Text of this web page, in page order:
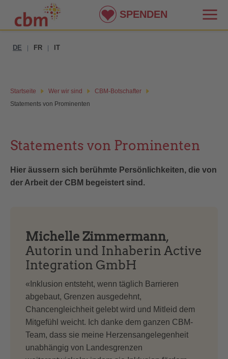
DE FR IT
Startseite Wer wir sind
CBM-Botschafter
Statements von Prominenten
Statements von Prominenten
Hier äussern sich berühmte Persönlichkeiten, die von
der Arbeit der CBM begeistert sind.
Michelle Zimmermann,
Autorin und Inhaberin Active
Integration GmbH
«Inklusion entsteht, wenn täglich Barrieren
abgebaut, Grenzen ausgedehnt,
Chancengleichheit gelebt wird und Mitleid dem
Mitgefühl weicht. Ich danke dem ganzen CBM-
Team, dass sie meine Herzensangelegenheit
unabhängig von Landesgrenzen
SPENDEN